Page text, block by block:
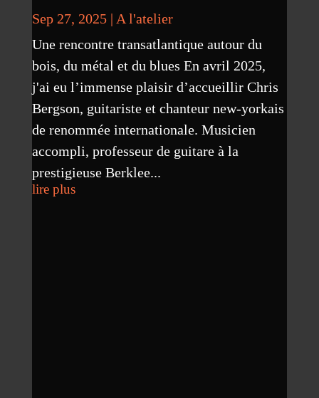
Sep 27, 2025| A l'atelier
Une rencontre transatlantique autour du
bois, du métal et du blues En avril 2025,
j'ai eu l’immense plaisir d’accueillir Chris
Bergson, guitariste et chanteur new-yorkais
de renommée internationale. Musicien
accompli, professeur de guitare à la
prestigieuse Berklee...
lire plus